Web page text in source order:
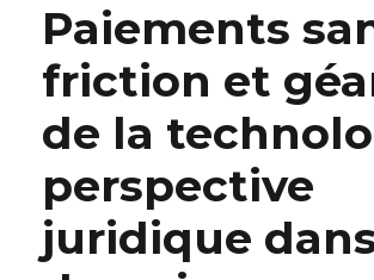
Paiements
friction et
de la
perspective
juridique